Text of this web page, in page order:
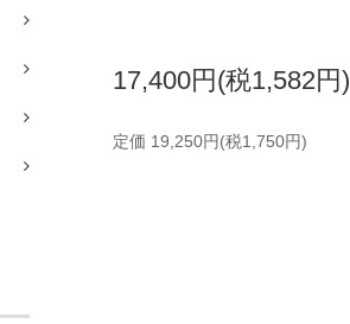
17,400円(税1,582円)
定価 19,250円(税1,750円)